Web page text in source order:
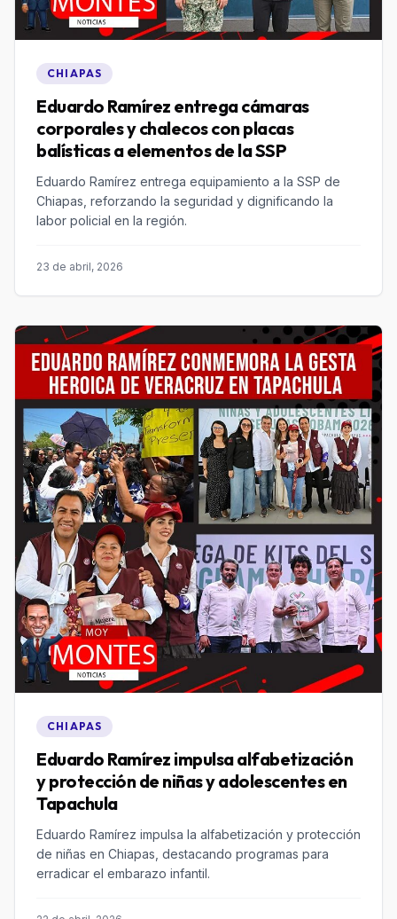
CHIAPAS
Eduardo Ramírez entrega cámaras
corporales y chalecos con placas
balísticas a elementos de la SSP
Eduardo Ramírez entrega equipamiento a la SSP de
Chiapas, reforzando la seguridad y dignificando la
labor policial en la región.
23 de abril, 2026
CHIAPAS
Eduardo Ramírez impulsa alfabetización
y protección de niñas y adolescentes en
Tapachula
Eduardo Ramírez impulsa la alfabetización y protección
de niñas en Chiapas, destacando programas para
erradicar el embarazo infantil.